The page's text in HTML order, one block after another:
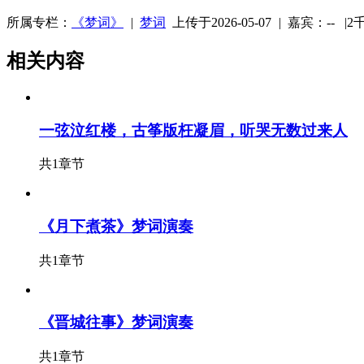
所属专栏： 《梦词》 | 梦词 上传于2026-05-07 | 嘉宾：-- |2
相关内容
一弦泣红楼，古筝版枉凝眉，听哭无数过来人
共1章节
《月下煮茶》梦词演奏
共1章节
《晋城往事》梦词演奏
共1章节